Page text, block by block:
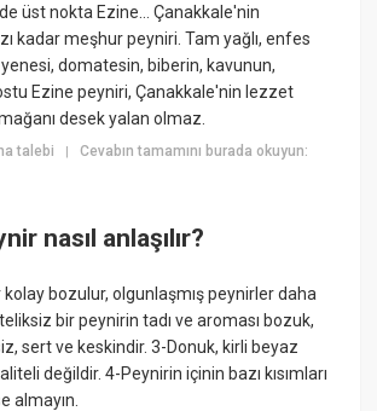
üst nokta Ezine… Çanakkale'nin
kadar meşhur peyniri. Tam yağlı, enfes
domatesin, biberin, kavunun,
Ezine peyniri, Çanakkale'nin lezzet
desek yalan olmaz.
talebi |Cevabın tamamını burada okuyun:
nasıl anlaşılır?
bozulur, olgunlaşmış peynirler daha
bir peynirin tadı ve aroması bozuk,
sert ve keskindir. 3-Donuk, kirli beyaz
değildir. 4-Peynirin içinin bazı kısımları
almayın.